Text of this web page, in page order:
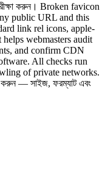
পরীক্ষা করুন। Broken favicon
public URL and this
link rel icons, apple-
webmasters audit
and confirm CDN
All checks run
of private networks.
করুন — সাইজ, ফরম্যাট এবং